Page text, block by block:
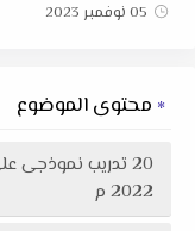
05 نوفمبر 2023
محتوى الموضوع
20 تدريب نموذجى
2022 م